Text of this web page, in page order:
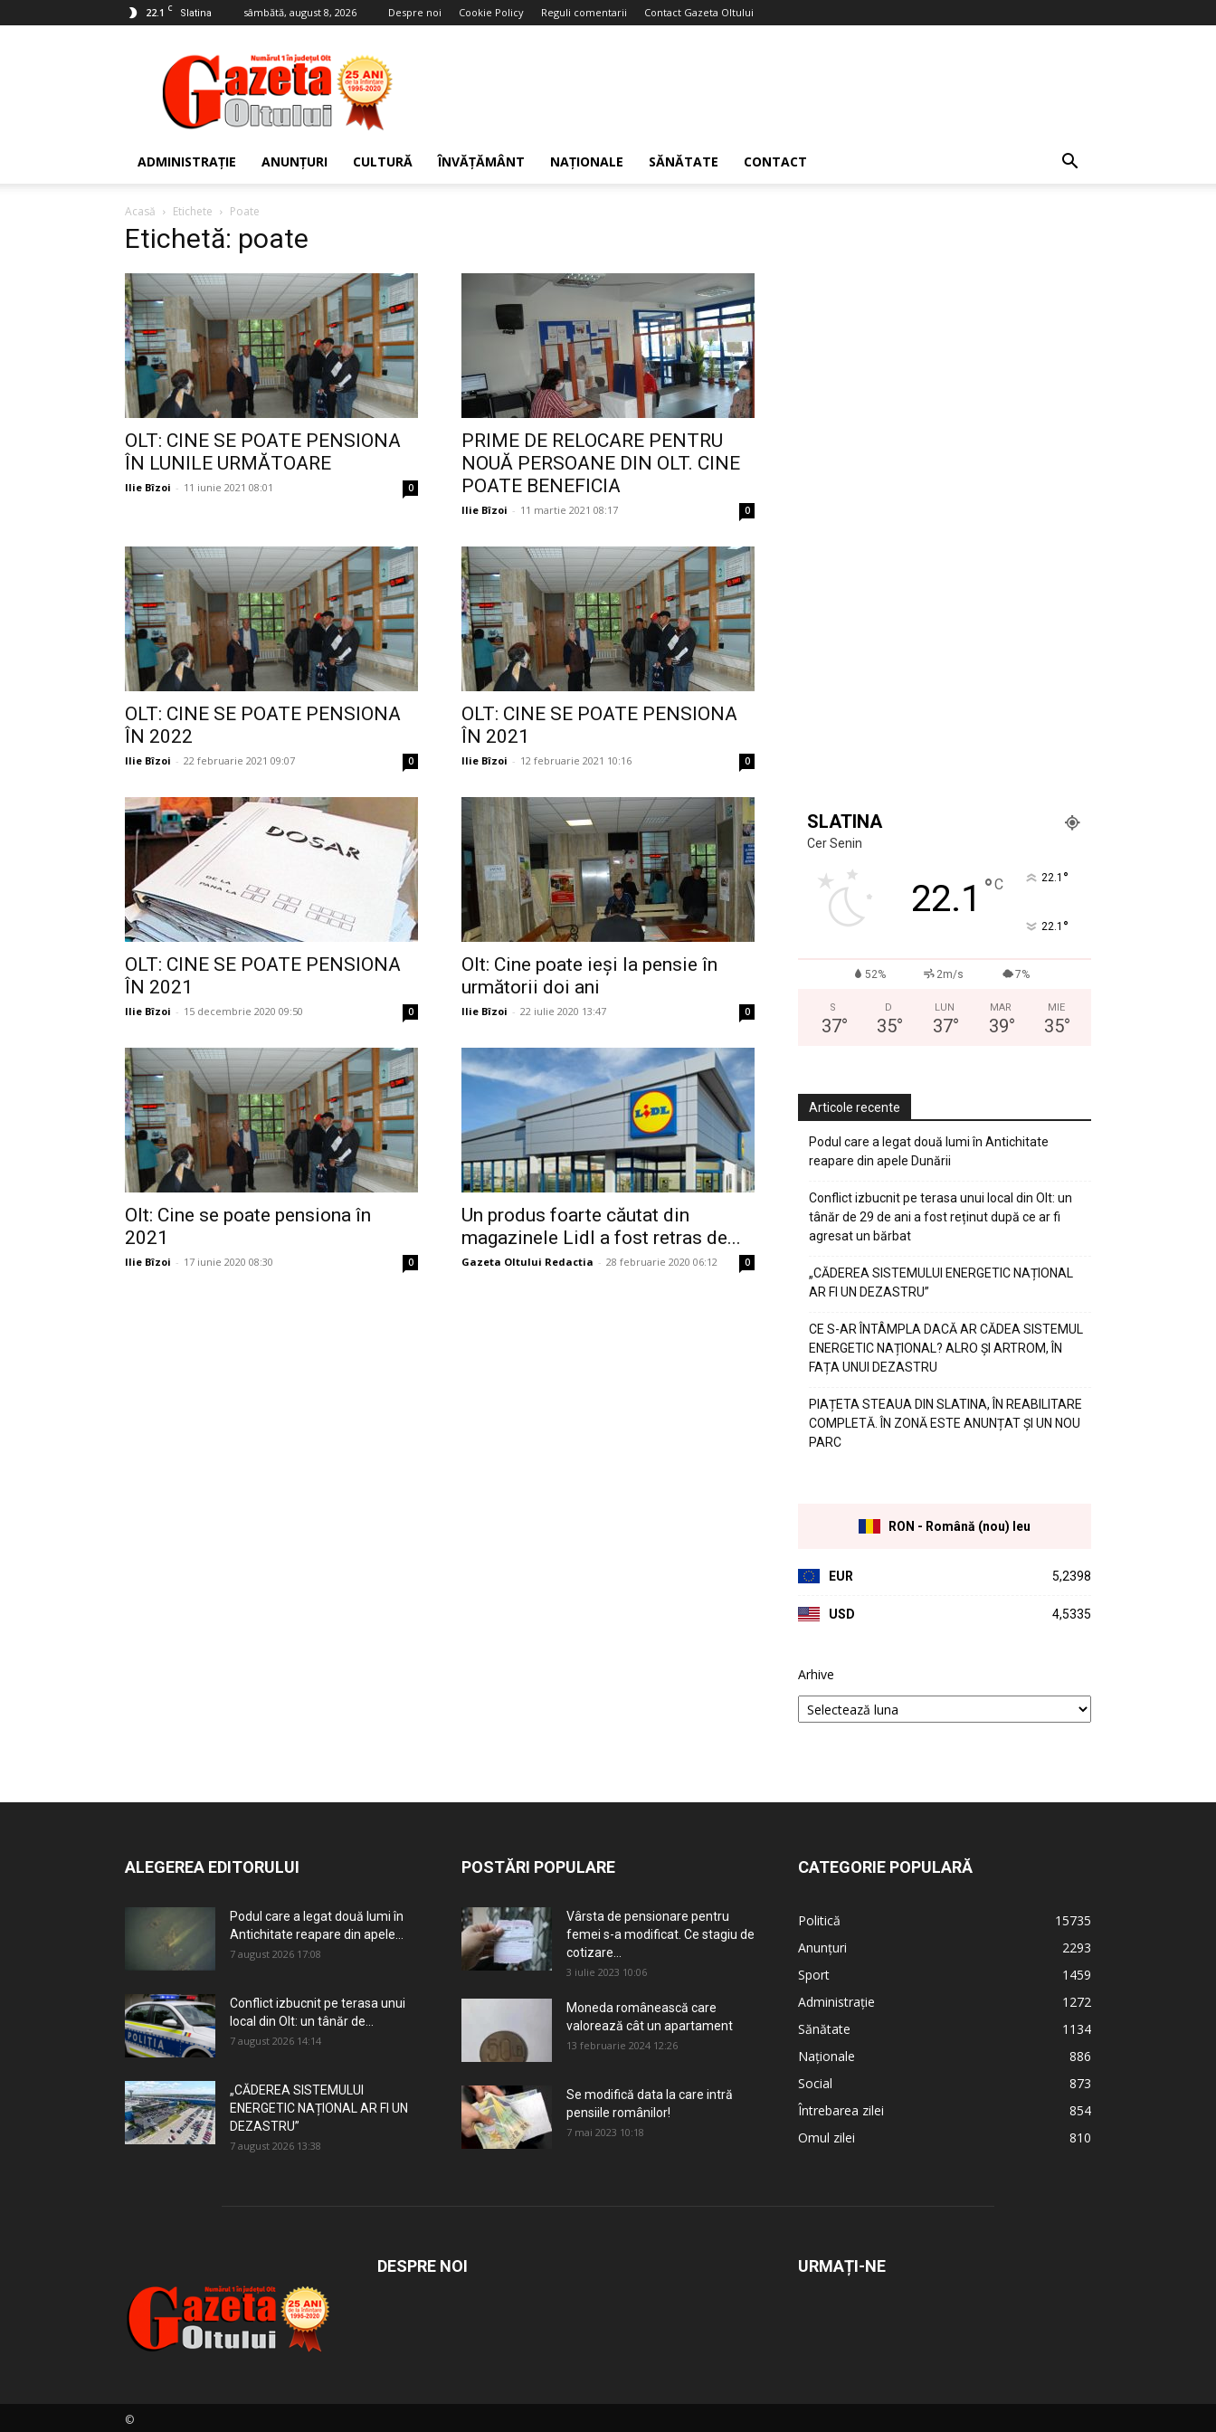
22.1 C Slatina sâmbătă, august 8, 2026 Despre noi Cookie Policy Reguli comentarii Contact Gazeta Oltului
Gazeta
Oltului
ADMINISTRAȚIE ANUNȚURI CULTURĂ ÎNVĂȚĂMÂNT NAȚIONALE SĂNĂTATE CONTACT
Acasă Etichete Poate
Etichetă: poate
OLT: CINE SE POATE PENSIONA
ÎN LUNILE URMĂTOARE
Ilie Bîzoi - 11 iunie 2021 08:01 0
PRIME DE RELOCARE PENTRU
NOUĂ PERSOANE DIN OLT. CINE
POATE BENEFICIA
Ilie Bîzoi - 11 martie 2021 08:17 0
OLT: CINE SE POATE PENSIONA
ÎN 2022
Ilie Bîzoi - 22 februarie 2021 09:07 0
OLT: CINE SE POATE PENSIONA
ÎN 2021
Ilie Bîzoi - 12 februarie 2021 10:16 0
OLT: CINE SE POATE PENSIONA
ÎN 2021
Ilie Bîzoi - 15 decembrie 2020 09:50 0
Olt: Cine poate ieși la pensie în
următorii doi ani
Ilie Bîzoi - 22 iulie 2020 13:47 0
Olt: Cine se poate pensiona în
2021
Ilie Bîzoi - 17 iunie 2020 08:30 0
Un produs foarte căutat din
magazinele Lidl a fost retras de...
Gazeta Oltului Redactia - 28 februarie 2020 06:12 0
SLATINA
Cer Senin
22.1 °C 22.1 °
22.1 °
52% 2m/s 7%
S
37°
D
35°
LUN
37°
MAR
39°
MIE
35°
Articole recente
Podul care a legat două lumi în Antichitate
reapare din apele Dunării
Conflict izbucnit pe terasa unui local din Olt: un
tânăr de 29 de ani a fost reținut după ce ar fi
agresat un bărbat
„CĂDEREA SISTEMULUI ENERGETIC NAȚIONAL
AR FI UN DEZASTRU”
CE S-AR ÎNTÂMPLA DACĂ AR CĂDEA SISTEMUL
ENERGETIC NAȚIONAL? ALRO ȘI ARTROM, ÎN
FAȚA UNUI DEZASTRU
PIAȚETA STEAUA DIN SLATINA, ÎN REABILITARE
COMPLETĂ. ÎN ZONĂ ESTE ANUNȚAT ȘI UN NOU
PARC
RON - Română (nou) leu
EUR 5,2398
USD 4,5335
Arhive
ALEGEREA EDITORULUI
Podul care a legat două lumi în
Antichitate reapare din apele...
7 august 2026 17:08
Conflict izbucnit pe terasa unui
local din Olt: un tânăr de...
7 august 2026 14:14
„CĂDEREA SISTEMULUI
ENERGETIC NAȚIONAL AR FI UN
DEZASTRU”
7 august 2026 13:38
POSTĂRI POPULARE
Vârsta de pensionare pentru
femei s-a modificat. Ce stagiu de
cotizare...
3 iulie 2023 10:06
Moneda românească care
valorează cât un apartament
13 februarie 2024 12:26
Se modifică data la care intră
pensiile românilor!
7 mai 2023 10:18
CATEGORIE POPULARĂ
Politică
15735
Anunțuri
2293
Sport
1459
Administrație
1272
Sănătate
1134
Naționale
886
Social
873
Întrebarea zilei
854
Omul zilei
810
DESPRE NOI URMAȚI-NE
©